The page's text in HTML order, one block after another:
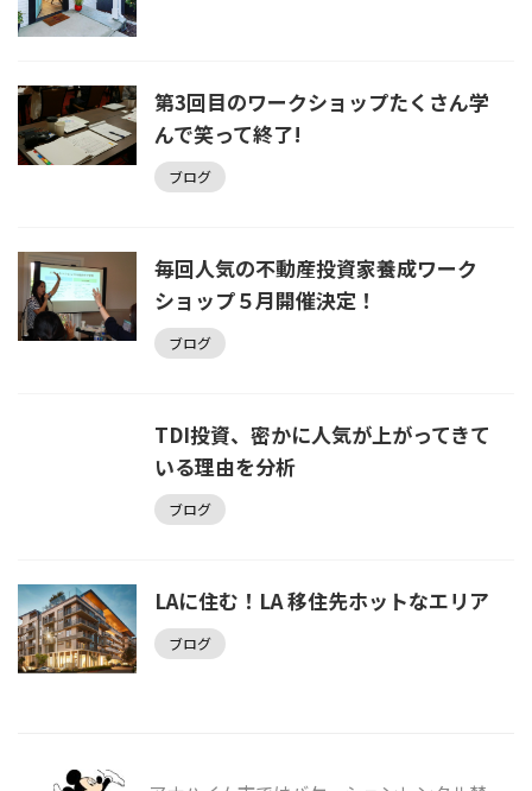
第3回目のワークショップたくさん学
んで笑って終了!
ブログ
毎回人気の不動産投資家養成ワーク
ショップ５月開催決定！
ブログ
TDI投資、密かに人気が上がってきて
いる理由を分析
ブログ
LAに住む！LA 移住先ホットなエリア
ブログ